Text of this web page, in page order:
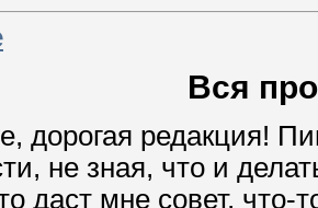
Вся
дорогая редакция!
не зная, что и
даст мне совет, что-